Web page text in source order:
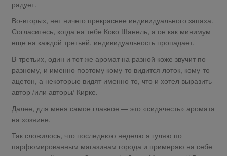
радует.
Во-вторых, нет ничего прекраснее индивидуального запаха.
Согласитесь, когда на тебе Коко Шанель, а он как минимум
еще на каждой третьей, индивидуальность пропадает.
В-третьих, один и тот же аромат на разной коже звучит по
разному, и именно поэтому кому-то видится лоток, кому-то
ацетон, а некоторые видят именно то, что и хотел выразить
автор /или авторы/ Кирке.
Далее, для меня самое главное — это «сидячесть» аромата
на хозяине.
Так сложилось, что последнюю неделю я гуляю по
парфюмированным магазинам города и примеряю на себе